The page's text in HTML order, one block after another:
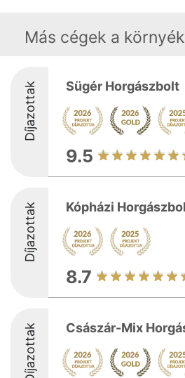
Más cégek a
Díjazottak Sügér Horgászbolt
9.5
Díjazottak Kópházi
8.7
Díjazottak Császár-Mix